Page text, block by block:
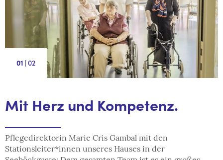
1 | 2
Mit Herz und Kompetenz.
Pflegedirektorin Marie Cris Gambal mit den
Stationsleiter*innen unseres Hauses in der